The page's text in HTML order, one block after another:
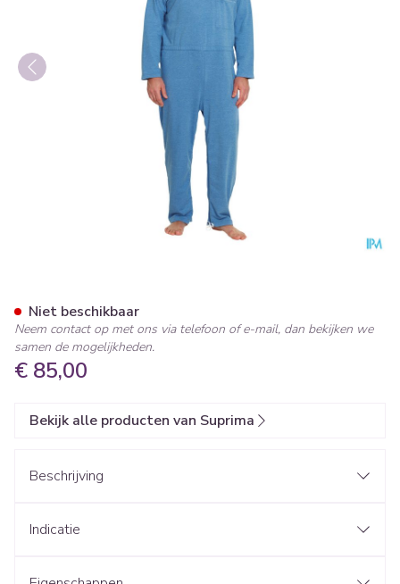
€ 85,00
Niet beschikbaar
Neem contact op met ons via telefoon of e-mail, dan bekijken we
samen de mogelijkheden.
Bekijk alle producten van Suprima
Beschrijving
Indicatie